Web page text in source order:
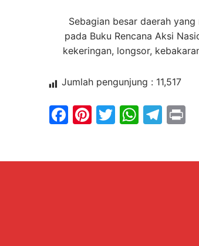
Sebagian besar daerah yang
pada Buku Rencana Aksi
kekeringan, longsor,
Jumlah pengunjung : 11,517
Facebook
Pinterest
Twitter